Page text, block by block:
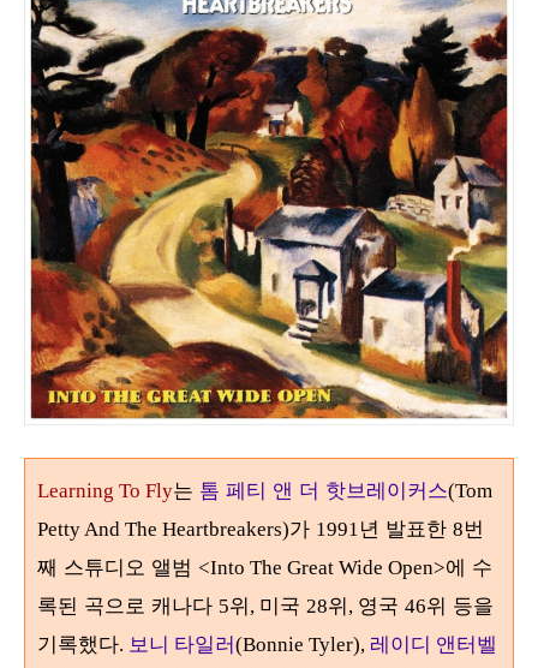
Learning To Fly는 톰 페티 앤 더 핫브레이커스(Tom
Petty And The Heartbreakers)가 1991년 발표한 8번
째 스튜디오 앨범 <Into The Great Wide Open>에 수
록된 곡으로 캐나다 5위, 미국 28위, 영국 46위 등을
기록했다. 보니 타일러(Bonnie Tyler), 레이디 앤터벨